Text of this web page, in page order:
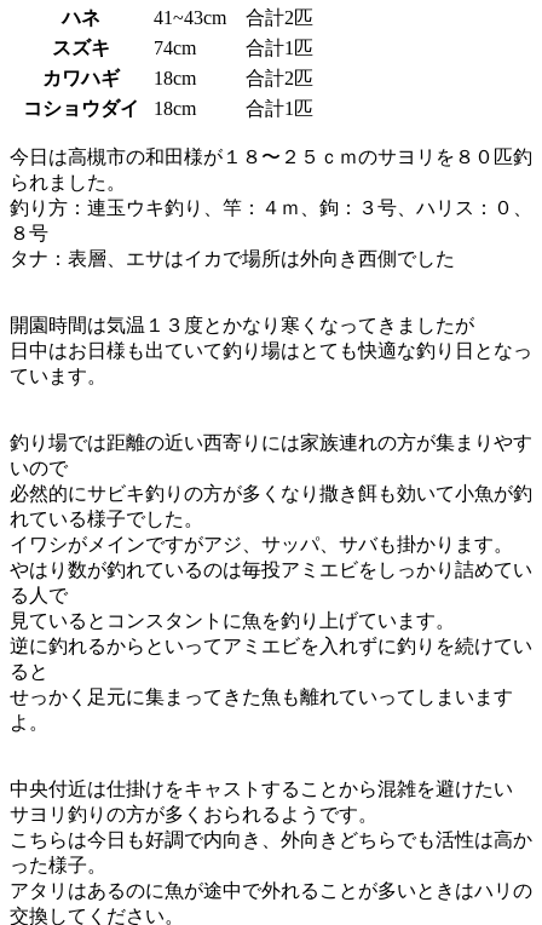
ハネ
41~43cm
合計2匹
スズキ
74cm
合計1匹
カワハギ
18cm
合計2匹
コショウダイ
18cm 合計1匹
今日は高槻市の和田様が１８〜２５ｃｍのサヨリを８０匹釣
られました。
釣り方：連玉ウキ釣り、竿：４ｍ、鉤：３号、ハリス：０、
８号
タナ：表層、エサはイカで場所は外向き西側でした
開園時間は気温１３度とかなり寒くなってきましたが
日中はお日様も出ていて釣り場はとても快適な釣り日となっ
ています。
釣り場では距離の近い西寄りには家族連れの方が集まりやす
いので
必然的にサビキ釣りの方が多くなり撒き餌も効いて小魚が釣
れている様子でした。
イワシがメインですがアジ、サッパ、サバも掛かります。
やはり数が釣れているのは毎投アミエビをしっかり詰めてい
る人で
見ているとコンスタントに魚を釣り上げています。
逆に釣れるからといってアミエビを入れずに釣りを続けてい
ると
せっかく足元に集まってきた魚も離れていってしまいます
よ。
中央付近は仕掛けをキャストすることから混雑を避けたい
サヨリ釣りの方が多くおられるようです。
こちらは今日も好調で内向き、外向きどちらでも活性は高か
った様子。
アタリはあるのに魚が途中で外れることが多いときはハリの
交換してください。